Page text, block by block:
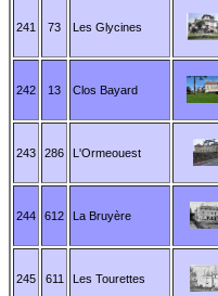
241 73 Les Glycines
242 13 Clos Bayard
243 286 L'Ormeouest
244 612 La Bruyère
245 611 Les Tourettes